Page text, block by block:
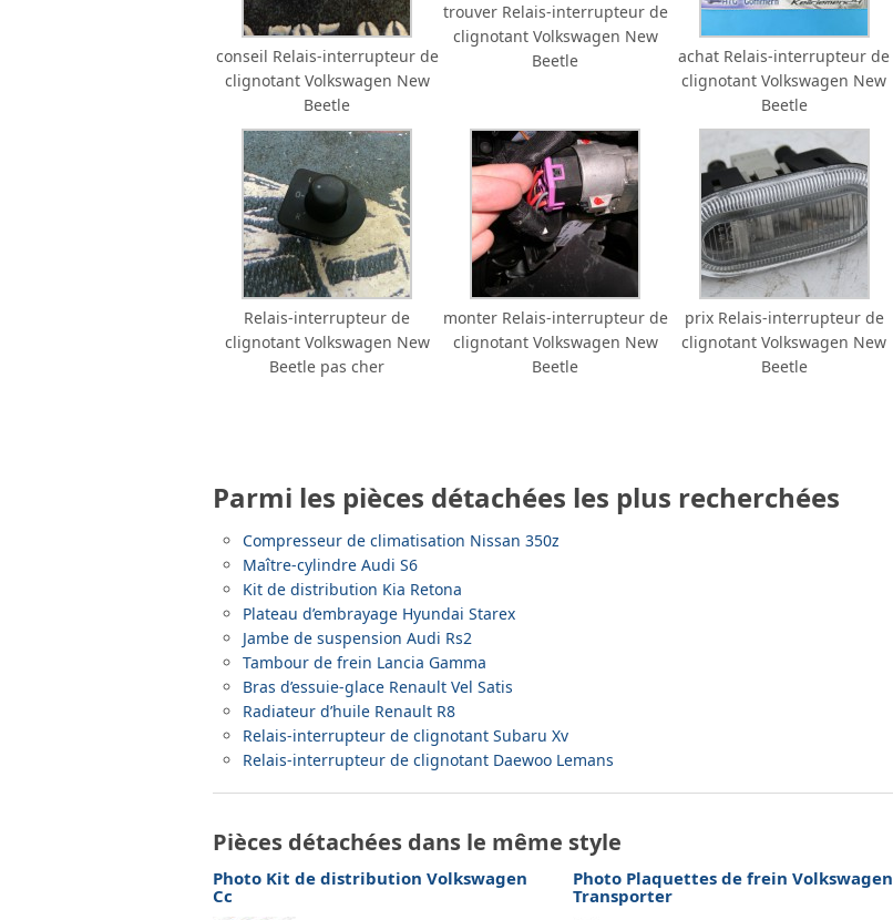
conseil Relais-interrupteur de
clignotant Volkswagen New
Beetle
trouver Relais-interrupteur de
clignotant Volkswagen New
Beetle
achat Relais-interrupteur de
clignotant Volkswagen New
Beetle
Relais-interrupteur de
clignotant Volkswagen New
Beetle pas cher
monter Relais-interrupteur de
clignotant Volkswagen New
Beetle
prix Relais-interrupteur de
clignotant Volkswagen New
Beetle
Parmi les pièces détachées les plus recherchées
Compresseur de climatisation Nissan 350z
Maître-cylindre Audi S6
Kit de distribution Kia Retona
Plateau d’embrayage Hyundai Starex
Jambe de suspension Audi Rs2
Tambour de frein Lancia Gamma
Bras d’essuie-glace Renault Vel Satis
Radiateur d’huile Renault R8
Relais-interrupteur de clignotant Subaru Xv
Relais-interrupteur de clignotant Daewoo Lemans
Pièces détachées dans le même style
Photo Kit de distribution Volkswagen
Cc
Photo Plaquettes de frein Volkswagen
Transporter